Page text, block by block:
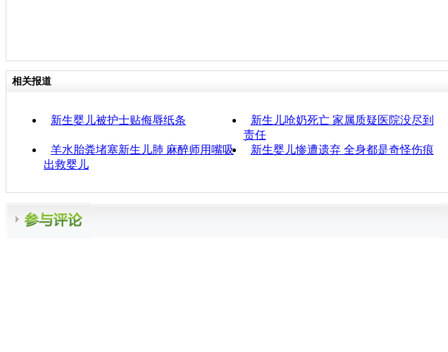
相关报道
新生婴儿被护士贴侮辱纸条
新生儿呛奶死亡 家属质疑医院没尽到
责任
羊水胎粪堵塞新生儿肺 麻醉师用嘴吸
出救婴儿
新生婴儿惨遭遗弃 全身都是奇怪伤痕